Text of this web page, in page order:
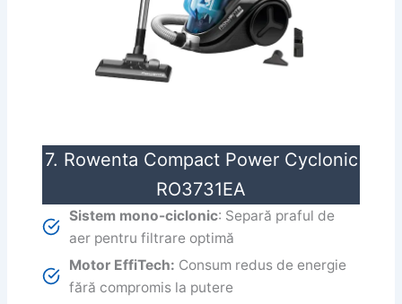
7. Rowenta Compact Power Cyclonic
RO3731EA
Sistem mono-ciclonic: Separă praful de
aer pentru filtrare optimă
Motor EffiTech: Consum redus de energie
fără compromis la putere